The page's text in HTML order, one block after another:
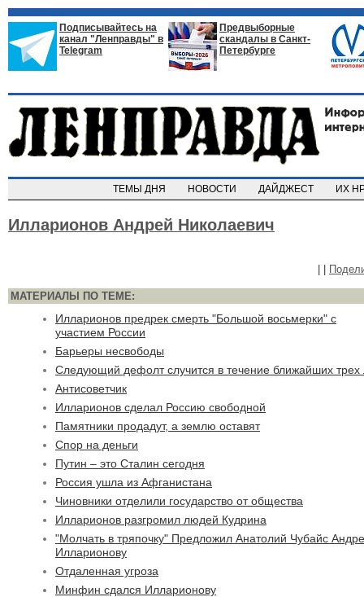
Подписывайтесь на
канал "Ленправды" в
Telegram
Предвыборные
скандалы в Санкт-
Петербурге
ТЕМЫ ДНЯ НОВОСТИ ДАЙДЖЕСТ ИХ
Илларионов Андрей Николаевич
МАТЕРИАЛЫ ПО ТЕМЕ:
Илларионов предрек смерть "Большой восьмерки" с
участием России
Барьеры несвободы
Следующий дефолт случится в течение ближайших трех
Антисоветчик
Илларионов сделал Россию свободной
Памятники продадут, а землю оставят
Спор на деньги
Путин – это Сталин сегодня
Россия ушла из Афганистана
Чиновники отделили государство от общества
Илларионов разгромил людей Кудрина
"Молчать в тряпочку" Предложил Анатолий Чубайс
Илларионову
Отдаленная угроза
Минфин сдался Илларионову